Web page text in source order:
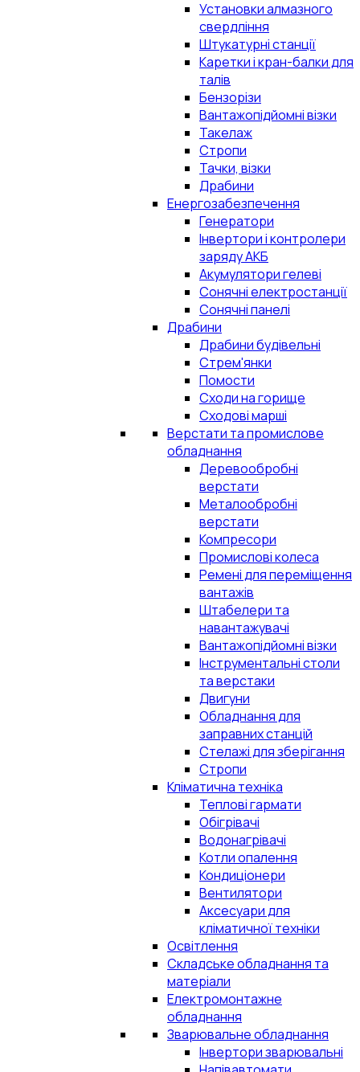
Установки алмазного
свердління
Штукатурні станції
Каретки і кран-балки для
талів
Бензорізи
Вантажопідйомні візки
Такелаж
Стропи
Тачки, візки
Драбини
Енергозабезпечення
Генератори
Інвертори і контролери
заряду АКБ
Акумулятори гелеві
Сонячні електростанції
Сонячні панелі
Драбини
Драбини будівельні
Стрем'янки
Помости
Сходи на горище
Сходові марші
Верстати та промислове
обладнання
Деревообробні
верстати
Металообробні
верстати
Компресори
Промислові колеса
Ремені для переміщення
вантажів
Штабелери та
навантажувачі
Вантажопідйомні візки
Інструментальні столи
та верстаки
Двигуни
Обладнання для
заправних станцій
Стелажі для зберігання
Стропи
Кліматична техніка
Теплові гармати
Обігрівачі
Водонагрівачі
Котли опалення
Кондиціонери
Вентилятори
Аксесуари для
кліматичної техніки
Освітлення
Складське обладнання та
матеріали
Електромонтажне
обладнання
Зварювальне обладнання
Інвертори зварювальні